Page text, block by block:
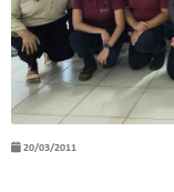
20/03/2011